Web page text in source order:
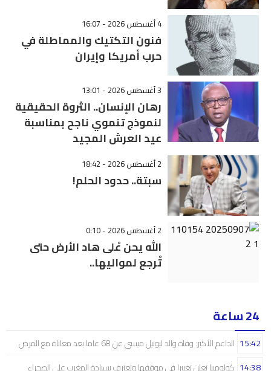
4 أغسطس 2026 - 16:07
فنون التكتيك والمماطلة في
حرب أمريكا وإيران
3 أغسطس 2026 - 13:01
رهان الإنسان.. الثروة الحقيقية
لنموذج تنموي ناجح بمناسبة
عيد العرش المجيد
2 أغسطس 2026 - 18:42
سبتة.. حدود الحلم!
2 أغسطس 2026 - 0:10
الله يحن عْلى هاد الأرض حتى
تْرجع لمواليها..
24 ساعة
الداعم الأكبر: وفاة والد ليونيل ميسي عن 68 عاما بعد معاناة مع المرض 15:42
كولومبيا تعلن تغييرا في موقفها وتعترف بسيادة المغرب على الصحراء 14:38